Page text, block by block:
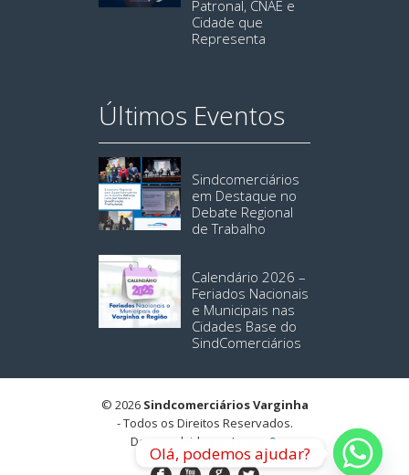
Patronal, CNAE e
Cidade que
Representa
Últimos Eventos
Sindcomerciários
em Destaque no
Debate Regional
de Trabalho
Calendário 2026 –
Feriados Nacionais
e Municipais nas
Cidades Base do
SindComerciários
© 2026 Sindcomerciários Varginha
- Todos os Direitos Reservados.
Desenvolvido por: Lemon9
Olá, podemos ajudar?